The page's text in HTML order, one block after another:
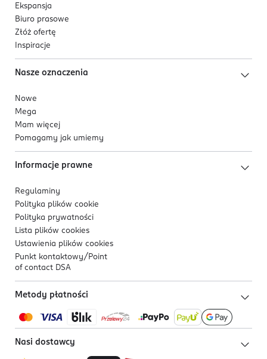
Ekspansja
Biuro prasowe
Złóż ofertę
Inspiracje
Nasze oznaczenia
Nowe
Mega
Mam więcej
Pomagamy jak umiemy
Informacje prawne
Regulaminy
Polityka plików cookie
Polityka prywatności
Lista plików cookies
Ustawienia plików cookies
Punkt kontaktowy/ Point
of contact DSA
Metody płatności
Nasi dostawcy